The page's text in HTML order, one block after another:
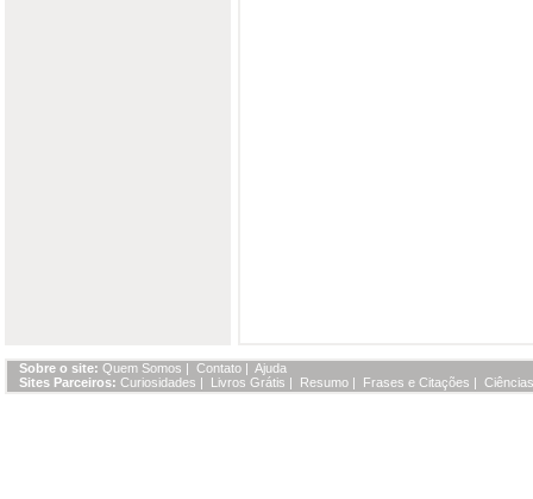
Sobre o site: Quem Somos | Contato | Ajuda
Sites Parceiros: Curiosidades | Livros Grátis | Resumo | Frases e Citações |